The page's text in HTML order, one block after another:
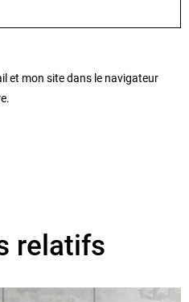
et mon site dans le navigateur
relatifs